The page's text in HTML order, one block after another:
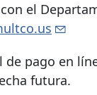
el
pago en
futura.